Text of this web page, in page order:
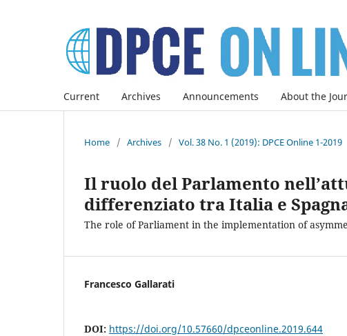
Current Archives Announcements About the
Home / Archives / Vol. 38 No. 1 (2019): DPCE Online 1-2019
Il ruolo del Parlamento
differenziato tra Italia e
The role of Parliament in the implementation of
Francesco Gallarati
DOI: https://doi.org/10.57660/dpceonline.2019.644